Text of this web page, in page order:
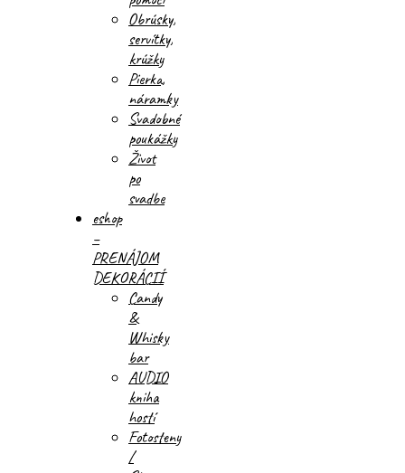
Obrúsky,
servítky,
krúžky
Pierka,
náramky
Svadobné
poukážky
Život
po
svadbe
eshop
–
PRENÁJOM
DEKORÁCIÍ
Candy
&
Whisky
bar
AUDIO
kniha
hostí
Fotosteny
/